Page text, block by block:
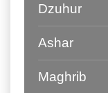
Dzuhur
Ashar
Maghrib